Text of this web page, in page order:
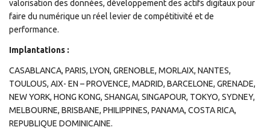
valorisation des données, développement des actifs digitaux pour
faire du numérique un réel levier de compétitivité et de
performance.
Implantations :
CASABLANCA, PARIS, LYON, GRENOBLE, MORLAIX, NANTES,
TOULOUS, AIX- EN – PROVENCE, MADRID, BARCELONE, GRENADE,
NEW YORK, HONG KONG, SHANGAI, SINGAPOUR, TOKYO, SYDNEY,
MELBOURNE, BRISBANE, PHILIPPINES, PANAMA, COSTA RICA,
REPUBLIQUE DOMINICAINE.